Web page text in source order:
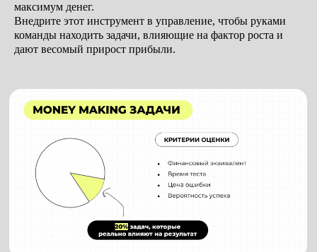
максимум денег.
Внедрите этот инструмент в управление, чтобы руками
команды находить задачи, влияющие на фактор роста и
дают весомый прирост прибыли.